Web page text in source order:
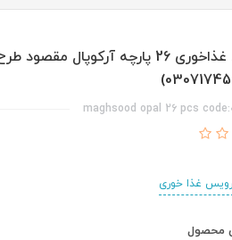
سرویس غذاخوری 26 پارچه آرکوپال
maghsood opal 26 pcs
غذا خوری
محصول